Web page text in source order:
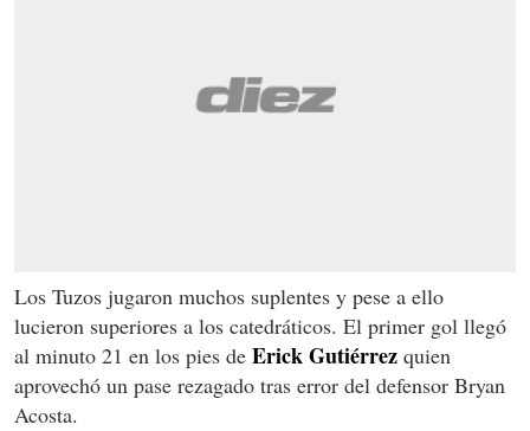
Los Tuzos jugaron muchos suplentes y pese a ello
lucieron superiores a los catedráticos. El primer gol llegó
al minuto 21 en los pies de Erick Gutiérrez quien
aprovechó un pase rezagado tras error del defensor Bryan
Acosta.